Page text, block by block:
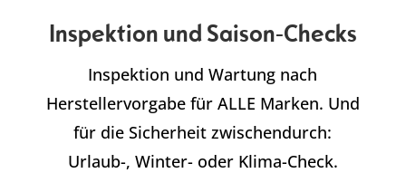
Inspektion und Saison-Checks
Inspektion und Wartung nach
Herstellervorgabe für ALLE Marken. Und
für die Sicherheit zwischendurch:
Urlaub-, Winter- oder Klima-Check.